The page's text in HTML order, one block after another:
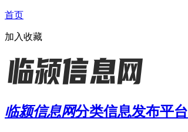
首页
加入收藏
临颍信息网分类信息发布平台